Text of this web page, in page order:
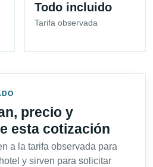
Todo incluido
Tarifa observada
precio y
esta cotización
a la tarifa observada para
y sirven para solicitar